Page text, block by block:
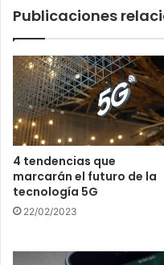
Publicaciones
4 tendencias que
marcarán el futuro de la
tecnología 5G
22/02/2023